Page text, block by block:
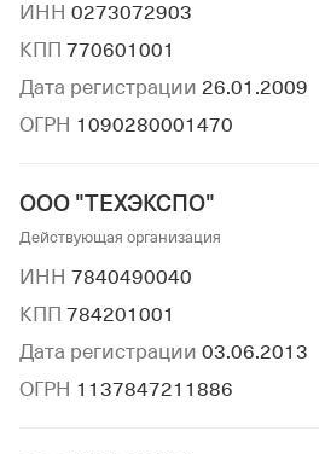
ИНН 0273072903
КПП 770601001
Дата регистрации 26.01.2009
ОГРН 1090280001470
ООО "ТЕХЭКСПО"
Действующая организация
ИНН 7840490040
КПП 784201001
Дата регистрации 03.06.2013
ОГРН 1137847211886